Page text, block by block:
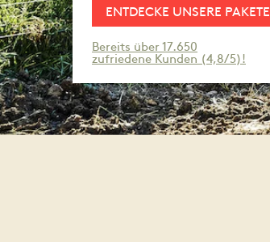
ENTDECKE UNSERE PAKETE
Bereits über 17.650
zufriedene Kunden (4,8/5)!